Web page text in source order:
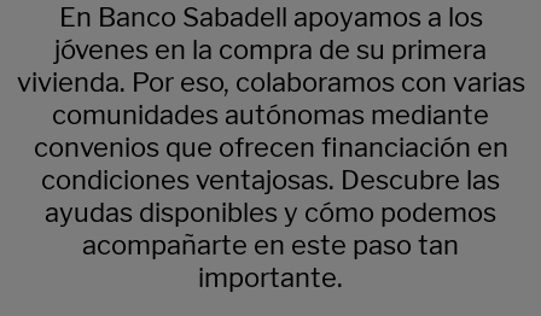
En Banco Sabadell apoyamos a los
jóvenes en la compra de su primera
vivienda. Por eso, colaboramos con varias
comunidades autónomas mediante
convenios que ofrecen financiación en
condiciones ventajosas. Descubre las
ayudas disponibles y cómo podemos
acompañarte en este paso tan
importante.